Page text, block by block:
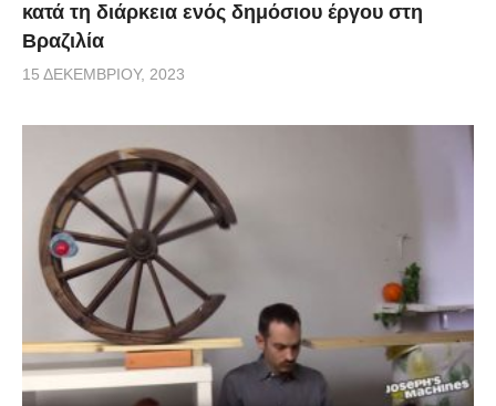
κατά τη διάρκεια ενός δημόσιου έργου στη
Βραζιλία
15 ΔΕΚΕΜΒΡΊΟΥ, 2023